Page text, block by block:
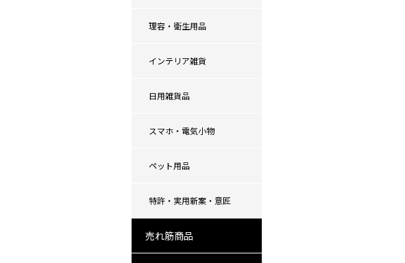
理容・衛生用品
インテリア雑貨
日用雑貨品
スマホ・電気小物
ペット用品
特許・実用新案・意匠
売れ筋商品